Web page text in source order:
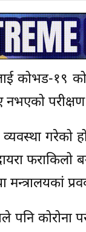
कोभड-१९
गरेको
फराकिलो
कोरोना